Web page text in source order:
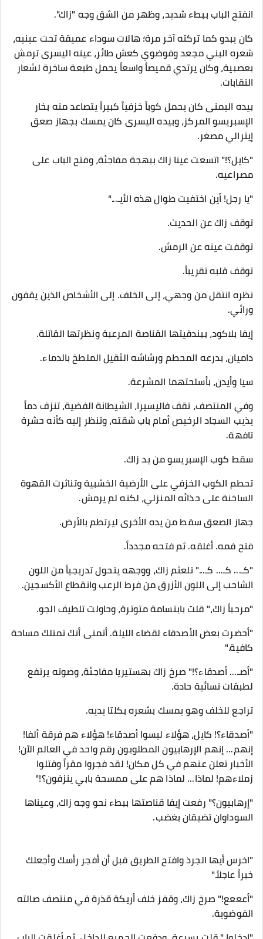
​انفتح الباب ببطء شديد، وظهر من الشق وجه "زاك".
​كان يبدو كما تركته آخر مرة؛ هالات سوداء عميقة تحت عينيه،
شعره البني مجعد وفوضوي كعش طائر، عينه اليسرى ترمش
بعصبية، وكان يرتدي قميصاً واسعاً يحمل طبعة ساخرة لشعار
النقابات.
بيده اليمنى كان يحمل كوباً خزفياً كبيراً يتصاعد منه بخار
الإسبريسو المركز، وبيده اليسرى كان يمسك بجهاز صعق
إيترالي مصغر.
​"كايل؟!" اتسعت عينا زاك ببهجة مفاجئة، وفتح الباب على
مصراعيه.
"يا رجل! أين اختفيت طوال هذه الأيـ..."
​توقف زاك عن الحديث.
توقفت عينه عن الرمش.
توقف قلبه تقريباً.
​نظره انتقل من وجهي، إلى الخلف. إلى الأشخاص الذين يقفون
ورائي.
​إيفا بلاكود، ببندقيتها القناصة المرعبة ونظرتها القاتلة.
داميان، بدرعه المحطم ورشاشه الثقيل الملطخ بالدماء.
سيا وأيدن، بأسلحتهما المشرعة.
وفي المنتصف، تقف فاليسيرا، الشيطانة الفضية، تنزف دماً
يذيب السجاد الرخيص أمام باب شقته، وتنظر إليه كأنه حشرة
تافهة.
​سقط كوب الإسبريسو من يد زاك.
تحطم الكوب الخزفي على الأرضية الخشبية وتناثرت القهوة
الساخنة على حذائه المنزلي، لكنه لم يرمش.
جهاز الصعق سقط من يده الأخرى ليرتطم بالأرض.
​فتح فمه. أغلقه. ثم فتحه مجدداً.
​"كـ... كـ... كـ..." تلعثم زاك، ووجهه يتحول تدريجياً من اللون
الشاحب إلى اللون الأزرق من فرط الرعب وانقطاع الأكسجين.
​"مرحباً زاك،" قلت بابتسامة متوترة، وحاولت تلطيف الجو.
"أحضرت بعض الأصدقاء لقضاء الليلة. أتمنى أنك تمتلك مساحة
كافية."
​"أصـ... أصدقاء؟!" صرخ زاك بهستيريا مفاجئة، وصوته يرتفع
لطبقات نسائية حادة.
تراجع للخلف وهو يمسك بشعره بكلتا يديه.
"أصدقاء؟! كايل، هؤلاء ليسوا أصدقاء! هؤلاء هم فرقة ألفا!
إنهم... إنهم الإرهابيون المطلوبون رقم واحد في العالم الآن!
الأخبار تعلن عنهم في كل مكان! لقد فجروا مقراً وقتلوا
زملاءهم! لماذا... لماذا هم على ممسحة بابي ينزفون؟!"
​"إرهابيون؟" رفعت إيفا قناصتها ببطء نحو وجه زاك، وعيناها
السوداوان تضيقان بغضب.
"اخرس أيها الجرذ وافتح الطريق قبل أن أفجر رأسك وأجعلك
خبراً عاجلاً."
​"أعععع!" صرخ زاك، وقفز خلف أريكة قذرة في منتصف صالته
الفوضوية.